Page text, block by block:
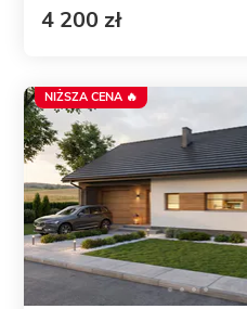
4 200 zł
NIŻSZA CENA 🔥